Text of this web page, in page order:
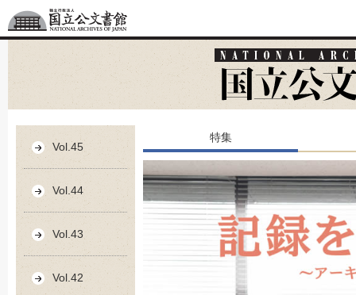
Vol.45
Vol.44
Vol.43
Vol.42
特集